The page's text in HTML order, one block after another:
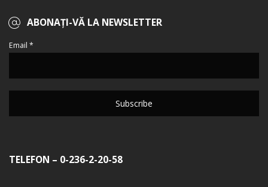
ABONAȚI-VĂ LA NEWSLETTER
Email *
TELEFON – 0-236-2-20-58